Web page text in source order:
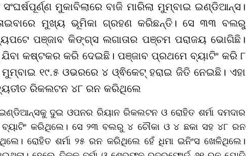
ସଂଘର୍ଷପୂର୍ଣ୍ଣ ମୁକାବିଲାରେ ବାଜି ମାରିଲା ମୁମ୍ବାଇ ଇଣ୍ଡିଆନ୍ସ।
ମୁଖ୍ୟ ଭୂମିକା ଗ୍ରହଣ କରିଛନ୍ତି। ସେ ୩୩ ବଲରୁ
ପଞ୍ଜାବ କିଙ୍ଗ୍ସ ଲଗାତାର ପଞ୍ଚମ ପରାଜୟ ଭୋଗିଛି।
କଷ୍ଟକର କରି ଦେଇଛି। ପଞ୍ଜାବ ପ୍ରଥମେ ବ୍ୟାଟିଂ କରି ୮
୧୯.୫ ଓଭରରେ ୪ ଓ୍ଵିକେଟ୍ ହରାଇ ଜିତି ନେଇଛି। ଏହା
ରିକଲଟନ ୪୮ ରନ କରିଥିଲେ
ଦୁଇ ଓପନର ରିୟାନ ରିକଲଟନ ଓ ରୋହିତ ଶର୍ମା ଦମଦାର
କରିଥିଲେ। ସେ ୨୩ ବଲରୁ ୪ ଚୌକା ଓ ୪ ଛକା ସହ ୪୮ ରନ
ରୋହିତ ଶର୍ମା ୨୫ ରନ କରିଥିଲେ ହେଁ ଧିମା ଇନିଂସ ଖେଳିଥିଲେ।